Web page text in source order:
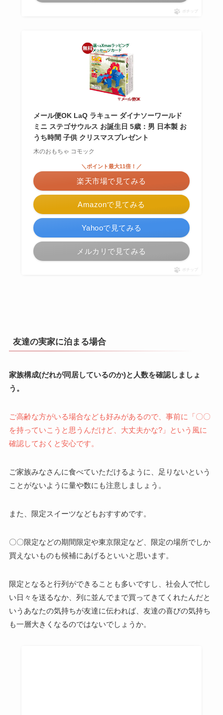
ポチップ
メール便OK LaQ ラキュー ダイナソーワールド
ミニ ステゴサウルス お誕生日 5歳：男 日本製 お
うち時間 子供 クリスマスプレゼント
木のおもちゃ コモック
Amazonで見てみる
＼ポイント最大11倍！／
楽天市場で見てみる
Yahooで見てみる
メルカリで見てみる
ポチップ
友達の実家に泊まる場合
家族構成(だれが同居しているのか)と人数を確認しましょ
う。
ご高齢な方がいる場合なども好みがあるので、事前に「〇〇
を持っていこうと思うんだけど、大丈夫かな?」という風に
確認しておくと安心です。
ご家族みなさんに食べていただけるように、足りないという
ことがないように量や数にも注意しましょう。
また、限定スイーツなどもおすすめです。
〇〇限定などの期間限定や東京限定など、限定の場所でしか
買えないものも候補にあげるといいと思います。
限定となると行列ができることも多いですし、社会人で忙し
い日々を送るなか、列に並んでまで買ってきてくれたんだと
いうあなたの気持ちが友達に伝われば、友達の喜びの気持ち
も一層大きくなるのではないでしょうか。